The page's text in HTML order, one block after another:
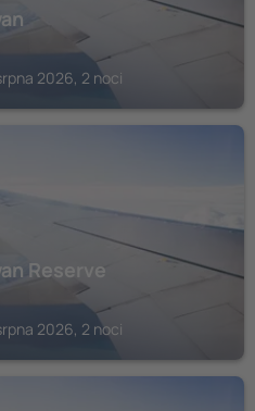
2026, 2 noci
Reserve
2026, 2 noci